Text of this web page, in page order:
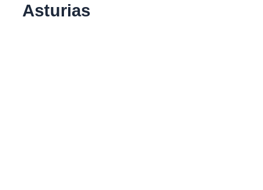
Asturias